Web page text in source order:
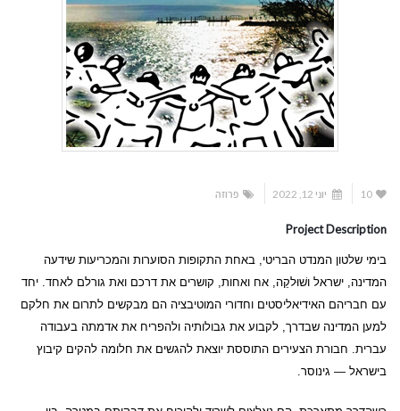
10 יוני 12, 2022 פרוזה
Project Description
בימי שלטון המנדט הבריטי, באחת התקופות הסוערות והמכריעות שידעה
המדינה, ישראל ושׁוּלקֵה, אח ואחות, קושרים את דרכם ואת גורלם לאחד. יחד
עם חבריהם האידיאליסטים וחדורי המוטיבציה הם מבקשים לתרום את חלקם
למען המדינה שבדרך, לקבוע את גבולותיה ולהפריח את אדמתה בעבודה
עברית. חבורת הצעירים התוססת יוצאת להגשים את חלומה להקים קיבוץ
בישראל — גינוסר.